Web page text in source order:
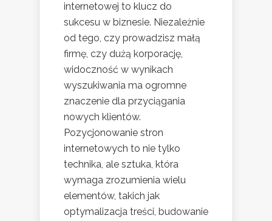
internetowej to klucz do
sukcesu w biznesie. Niezależnie
od tego, czy prowadzisz małą
firmę, czy dużą korporację,
widoczność w wynikach
wyszukiwania ma ogromne
znaczenie dla przyciągania
nowych klientów.
Pozycjonowanie stron
internetowych to nie tylko
technika, ale sztuka, która
wymaga zrozumienia wielu
elementów, takich jak
optymalizacja treści, budowanie